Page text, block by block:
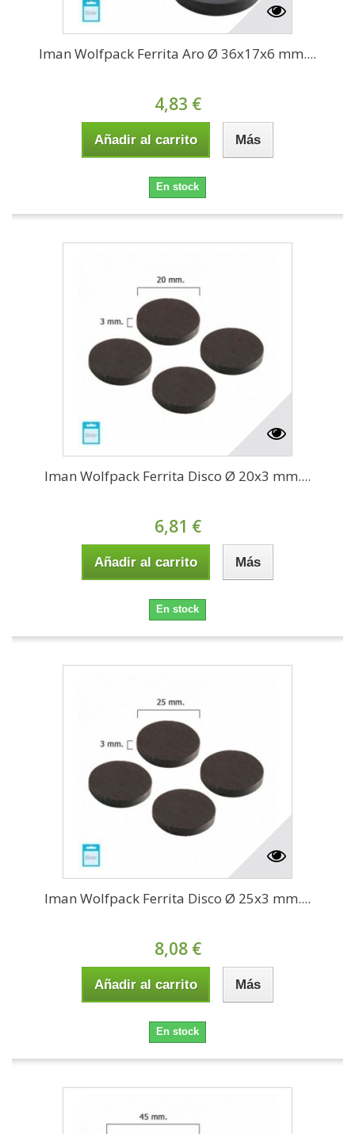
Iman Wolfpack Ferrita Aro Ø 36x17x6 mm....
4,83 €
Añadir al carrito Más
En stock
Iman Wolfpack Ferrita Disco Ø 20x3 mm....
6,81 €
Añadir al carrito Más
En stock
Iman Wolfpack Ferrita Disco Ø 25x3 mm....
8,08 €
Añadir al carrito Más
En stock